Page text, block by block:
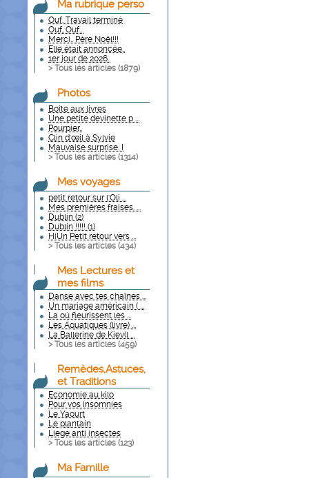
Ma rubrique perso
Ouf. Travail terminé
Ouf, Ouf...
Merci.. Père Noël!!!
Elle était annoncée..
1er jour de 2026..
> Tous les articles (1879)
Photos
Boîte aux livres
Une petite devinette p ...
Pourpier..
Clin d'œil à Sylvie
Mauvaise surprise. I
> Tous les articles (1314)
Mes voyages
petit retour sur l'Oli ...
Mes premières fraises. ...
Dublin (2)
Dublin !!!!! (1)
HiUn Petit retour vers ...
> Tous les articles (434)
Mes Lectures et
mes films
Danse avec tes chaînes ...
Un mariage américain ( ...
La où fleurissent les ...
Les Aquatiques (livre) ...
La Ballerine de Kiev(l ...
> Tous les articles (459)
Remèdes,Astuces,
et Traditions
Economie au kilo
Pour vos insomnies
Le Yaourt
Le plantain
Liege anti insectes
> Tous les articles (123)
Ma Famille